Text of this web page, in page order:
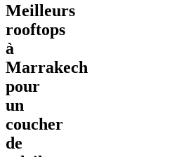
Meilleurs
rooftops
à
Marrakech
pour
un
coucher
de